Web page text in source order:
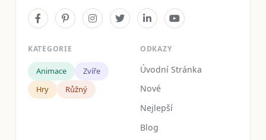
KATEGORIE
Animace
Zvíře
Hry
Růžný
ODKAZY
Úvodní Stránka
Nové
Nejlepší
Blog